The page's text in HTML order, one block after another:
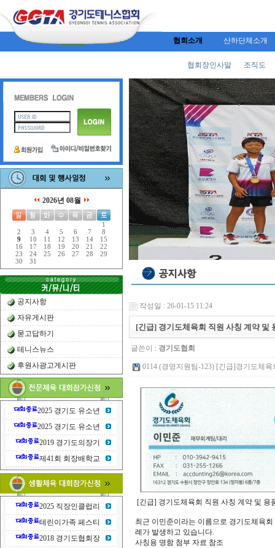
협회소개 산하단체소개
협회장인사말 조직도
2026년 08월
1
2
3 4 5 6 7
8
9
10 11 12 13 14
15
16
17 18 19 20 21
22
23
24 25 26 27 28
29
30
31
공지사항
자유게시판
묻고답하기
테니스뉴스
후원사광고게시판
2025 경기도 유소년
2025 경기도 유소년
2019 경기도의장기
제41회 회장배학교
2025 직장인클럽리
테린이가족 페스티
2018 경기도협회장
작성일 : 26-01-15 11:24
[긴급] 경기도체육회 직원 사칭 계약 및
글쓴이 : 경기도협회
0114 (경영지원팀-123) [긴급]경기도체
[긴급] 경기도체육회 직원 사칭 계약 및 용
최근 이민준이라는 이름으로 경기도체육
례가 발생하고 있습니다.
사칭용 명함 첨부 자료 참조